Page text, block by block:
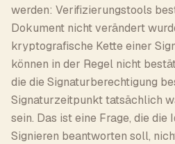
werden: Verifizierungstools
Dokument nicht verändert
kryptografische Kette einer
können in der Regel nicht
die die Signaturberechtigung
Signaturzeitpunkt tatsächlich
sein. Das ist eine Frage, die
Signieren beantworten soll,